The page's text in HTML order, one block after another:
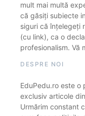
mult mai multă
că găsiți subiecte
siguri că înțelegeți
(cu link), ca o
profesionalism. Vă
DESPRE NOI
EduPedu.ro este
exclusiv articole
Urmărim constant